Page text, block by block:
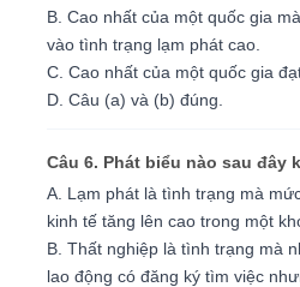
B. Cao nhất của một quốc gia
vào tình trạng lạm phát cao.
C. Cao nhất của một quốc gia
D. Câu (a) và (b) đúng.
Câu 6. Phát biểu nào sau đây
A. Lạm phát là tình trạng mà
kinh tế tăng lên cao trong một
B. Thất nghiệp là tình trạng mà
lao động có đăng ký tìm việc